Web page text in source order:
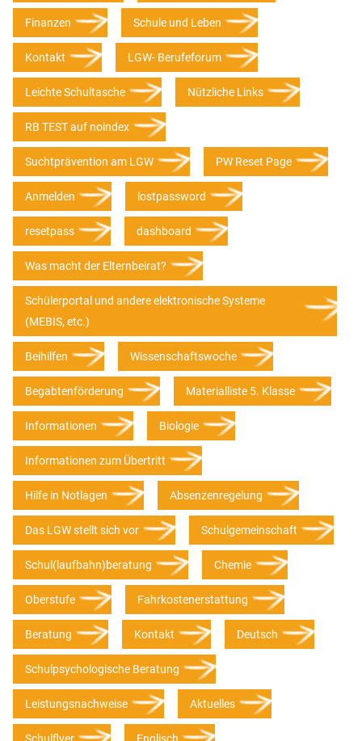
Finanzen Schule und Leben
Kontakt LGW- Berufeforum
Leichte Schultasche Nützliche Links
RB TEST auf noindex
Suchtprävention am LGW PW Reset Page
Anmelden lostpassword
resetpass dashboard
Was macht der Elternbeirat?
Schülerportal und andere elektronische Systeme
(MEBIS, etc.)
Beihilfen Wissenschaftswoche
Begabtenförderung Materialliste 5. Klasse
Informationen Biologie
Informationen zum Übertritt
Hilfe in Notlagen Absenzenregelung
Das LGW stellt sich vor Schulgemeinschaft
Schul(laufbahn)beratung Chemie
Oberstufe Fahrkostenerstattung
Beratung Kontakt Deutsch
Schulpsychologische Beratung
Leistungsnachweise Aktuelles